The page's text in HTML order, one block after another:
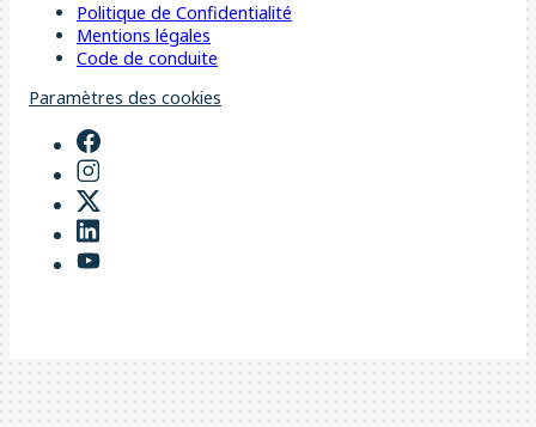
Politique de Confidentialité
Mentions légales
Code de conduite
Paramètres des cookies